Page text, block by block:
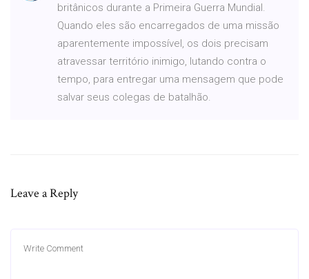
britânicos durante a Primeira Guerra Mundial.
Quando eles são encarregados de uma missão
aparentemente impossível, os dois precisam
atravessar território inimigo, lutando contra o
tempo, para entregar uma mensagem que pode
salvar seus colegas de batalhão.
Leave a Reply